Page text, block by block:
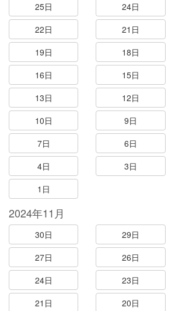
25日
24日
22日
21日
19日
18日
16日
15日
13日
12日
10日
9日
7日
6日
4日
3日
1日
2024年11月
30日 29日
27日
26日
24日
23日
21日
20日